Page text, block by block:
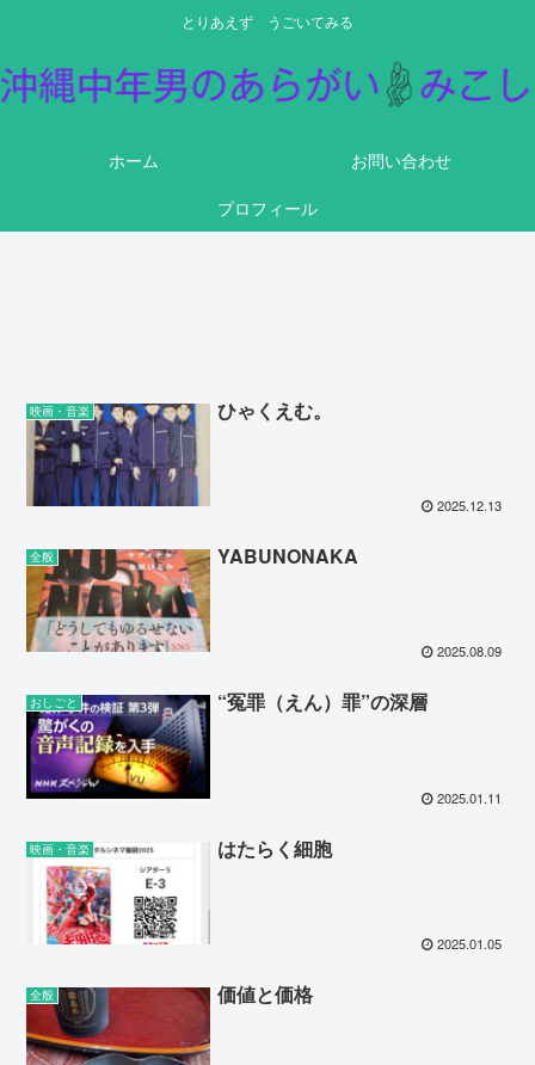
とりあえず うごいてみる
ホーム
お問い合わせ
プロフィール
映画・音楽 ひゃくえむ。
2025.12.13
全般 YABUNONAKA
2025.08.09
おしごと “冤罪（えん）罪”の深層
2025.01.11
映画・音楽 はたらく細胞
2025.01.05
全般 価値と価格